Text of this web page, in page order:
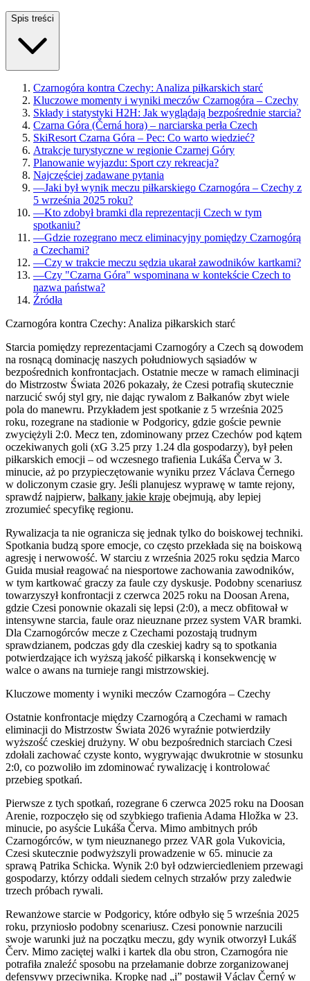
Spis treści
Czarnogóra kontra Czechy: Analiza piłkarskich starć
Kluczowe momenty i wyniki meczów Czarnogóra – Czechy
Składy i statystyki H2H: Jak wyglądają bezpośrednie starcia?
Czarna Góra (Černá hora) – narciarska perła Czech
SkiResort Czarna Góra – Pec: Co warto wiedzieć?
Atrakcje turystyczne w regionie Czarnej Góry
Planowanie wyjazdu: Sport czy rekreacja?
Najczęściej zadawane pytania
—Jaki był wynik meczu piłkarskiego Czarnogóra – Czechy z
5 września 2025 roku?
—Kto zdobył bramki dla reprezentacji Czech w tym
spotkaniu?
—Gdzie rozegrano mecz eliminacyjny pomiędzy Czarnogórą
a Czechami?
—Czy w trakcie meczu sędzia ukarał zawodników kartkami?
—Czy "Czarna Góra" wspominana w kontekście Czech to
nazwa państwa?
Źródła
Czarnogóra kontra Czechy: Analiza piłkarskich starć
Starcia pomiędzy reprezentacjami Czarnogóry a Czech są dowodem
na rosnącą dominację naszych południowych sąsiadów w
bezpośrednich konfrontacjach. Ostatnie mecze w ramach eliminacji
do Mistrzostw Świata 2026 pokazały, że Czesi potrafią skutecznie
narzucić swój styl gry, nie dając rywalom z Bałkanów zbyt wiele
pola do manewru. Przykładem jest spotkanie z 5 września 2025
roku, rozegrane na stadionie w Podgoricy, gdzie goście pewnie
zwyciężyli 2:0. Mecz ten, zdominowany przez Czechów pod kątem
oczekiwanych goli (xG 3.25 przy 1.24 dla gospodarzy), był pełen
piłkarskich emocji – od wczesnego trafienia Lukáša Červa w 3.
minucie, aż po przypieczętowanie wyniku przez Václava Černego
w doliczonym czasie gry. Jeśli planujesz wyprawę w tamte rejony,
sprawdź najpierw, bałkany jakie kraje obejmują, aby lepiej
zrozumieć specyfikę regionu.
Rywalizacja ta nie ogranicza się jednak tylko do boiskowej techniki.
Spotkania budzą spore emocje, co często przekłada się na boiskową
agresję i nerwowość. W starciu z września 2025 roku sędzia Marco
Guida musiał reagować na niesportowe zachowania zawodników,
w tym kartkować graczy za faule czy dyskusje. Podobny scenariusz
towarzyszył konfrontacji z czerwca 2025 roku na Doosan Arena,
gdzie Czesi ponownie okazali się lepsi (2:0), a mecz obfitował w
intensywne starcia, faule oraz nieuznane przez system VAR bramki.
Dla Czarnogórców mecze z Czechami pozostają trudnym
sprawdzianem, podczas gdy dla czeskiej kadry są to spotkania
potwierdzające ich wyższą jakość piłkarską i konsekwencję w
walce o awans na turnieje rangi mistrzowskiej.
Kluczowe momenty i wyniki meczów Czarnogóra – Czechy
Ostatnie konfrontacje między Czarnogórą a Czechami w ramach
eliminacji do Mistrzostw Świata 2026 wyraźnie potwierdziły
wyższość czeskiej drużyny. W obu bezpośrednich starciach Czesi
zdołali zachować czyste konto, wygrywając dwukrotnie w stosunku
2:0, co pozwoliło im zdominować rywalizację i kontrolować
przebieg spotkań.
Pierwsze z tych spotkań, rozegrane 6 czerwca 2025 roku na Doosan
Arenie, rozpoczęło się od szybkiego trafienia Adama Hložka w 23.
minucie, po asyście Lukáša Červa. Mimo ambitnych prób
Czarnogórców, w tym nieuznanego przez VAR gola Vukovicia,
Czesi skutecznie podwyższyli prowadzenie w 65. minucie za
sprawą Patrika Schicka. Wynik 2:0 był odzwierciedleniem przewagi
gospodarzy, którzy oddali siedem celnych strzałów przy zaledwie
trzech próbach rywali.
Rewanżowe starcie w Podgoricy, które odbyło się 5 września 2025
roku, przyniosło podobny scenariusz. Czesi ponownie narzucili
swoje warunki już na początku meczu, gdy wynik otworzył Lukáš
Červ. Mimo zaciętej walki i kartek dla obu stron, Czarnogóra nie
potrafiła znaleźć sposobu na przełamanie dobrze zorganizowanej
defensywy przeciwnika. Kropkę nad „i” postawił Václav Černý w